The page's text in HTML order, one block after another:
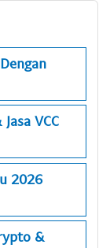
VCC
2026
&